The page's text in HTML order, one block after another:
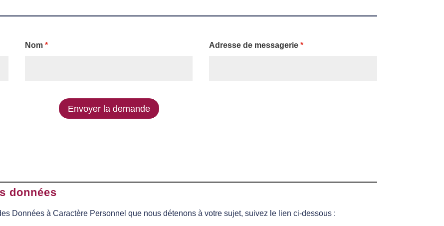
Nom * Adresse de messagerie *
Envoyer la demande
données
Données à Caractère Personnel que nous détenons à votre sujet, suivez le lien ci-dessous :